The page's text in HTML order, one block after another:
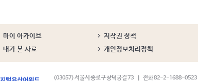
마이 아카이브 저작권 정책
내가 본 사료 개인정보처리정책
(03057) 서울시 종로구 창덕궁길 73 전화 82-2-1688-0523